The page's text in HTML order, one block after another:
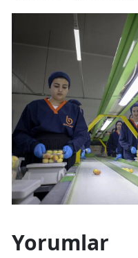
Yorumlar